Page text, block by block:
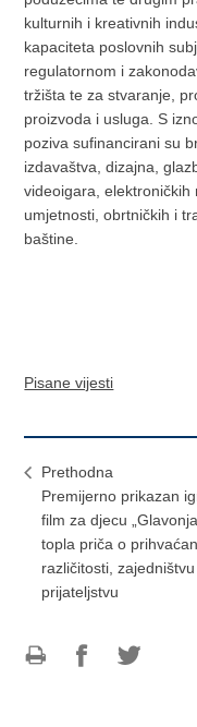
kulturnih i kreativnih
kapaciteta poslovnih
regulatornom i
tržišta te za stvaranje,
proizvoda i usluga. S
poziva sufinancirani su
izdavaštva, dizajna,
videoigara, elektroničkih
umjetnosti, obrtničkih i
baštine.
Pisane vijesti
Prethodna
Premijerno prikazan
film za djecu
topla priča o
različitosti,
prijateljstvu